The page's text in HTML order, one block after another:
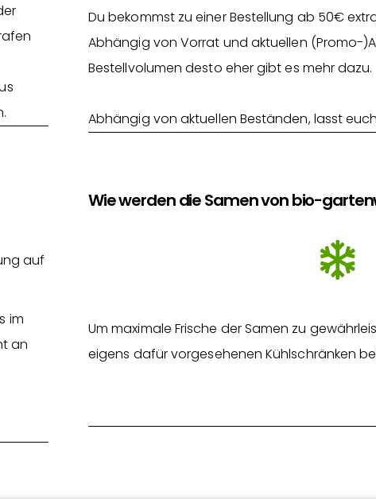
Du bekommst zu einer Bestellung ab 50€
Abhängig von Vorrat und aktuellen (Promo-
Bestellvolumen desto eher gibt es mehr dazu.
Abhängig von aktuellen Beständen, lasst
auf
im
an
Wie werden die Samen von bio-
Um maximale Frische der Samen zu
eigens dafür vorgesehenen Kühlschränken